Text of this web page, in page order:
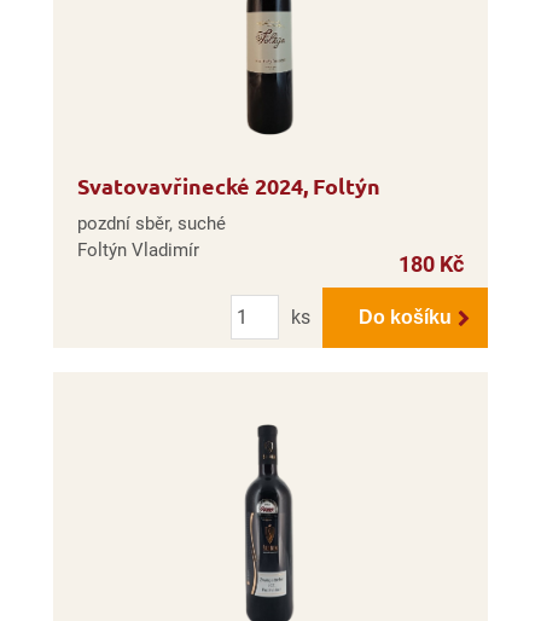
Svatovavřinecké 2024, Foltýn
pozdní sběr, suché
Foltýn Vladimír
180 Kč
Počet
ks
Do košíku